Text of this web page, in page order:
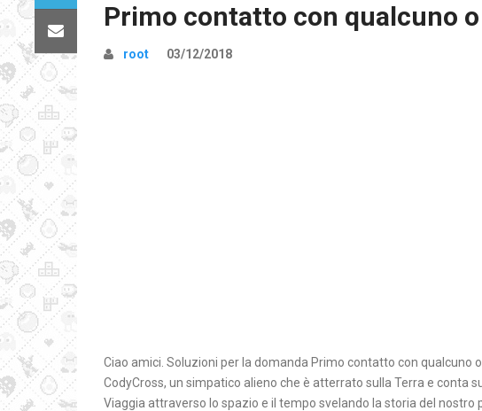
Primo contatto con qualcuno
root 03/12/2018
Ciao amici. Soluzioni per la domanda Primo contatto con qualcuno
CodyCross, un simpatico alieno che è atterrato sulla Terra e conta
Viaggia attraverso lo spazio e il tempo svelando la storia del nostro